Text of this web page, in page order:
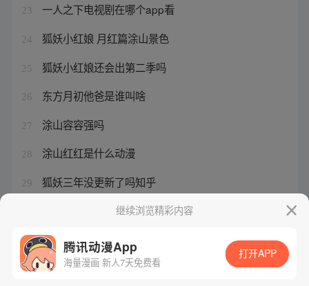
23 一人之下电视剧在哪个app看
24 狐妖小红娘 月红篇涂山景色
25 狐妖小红娘还会出第二季吗
26 东方月初他爸是谁叫啥
27 涂山容容强吗
28 涂山红红是什么动漫
29 狐妖三年没更新了吗知乎
继续浏览精彩内容
腾讯动漫App
海量漫画 新人7天免费看
打开APP